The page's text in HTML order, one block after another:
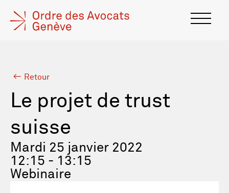
Retour
Le projet de trust
suisse
Mardi 25 janvier 2022
12:15 - 13:15
Webinaire